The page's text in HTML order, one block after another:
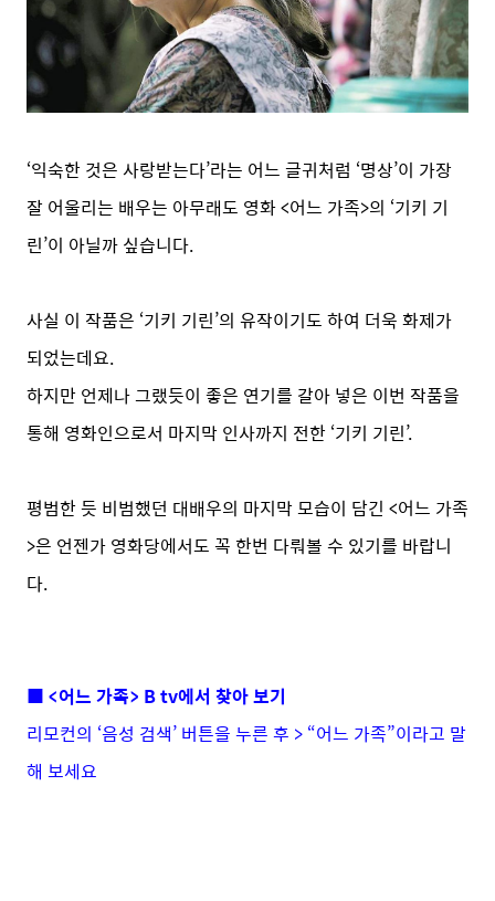
‘익숙한 것은 사랑받는다’라는 어느 글귀처럼 ‘명상’이 가장
잘 어울리는 배우는 아무래도 영화 <어느 가족>의 ‘기키 기
린’이 아닐까 싶습니다.
사실 이 작품은 ‘기키 기린’의 유작이기도 하여 더욱 화제가
되었는데요.
하지만 언제나 그랬듯이 좋은 연기를 갈아 넣은 이번 작품을
통해 영화인으로서 마지막 인사까지 전한 ‘기키 기린’.
평범한 듯 비범했던 대배우의 마지막 모습이 담긴 <어느 가족
>은 언젠가 영화당에서도 꼭 한번 다뤄볼 수 있기를 바랍니
다.
■ <어느 가족> B tv에서 찾아 보기
리모컨의 ‘음성 검색’ 버튼을 누른 후 > “어느 가족”이라고 말
해 보세요